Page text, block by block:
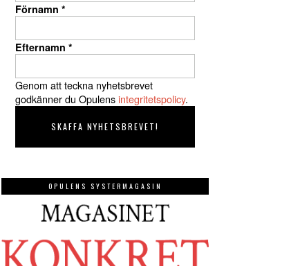
Förnamn *
Efternamn *
Genom att teckna nyhetsbrevet
godkänner du Opulensintegritetspolicy.
OPULENS SYSTERMAGASIN